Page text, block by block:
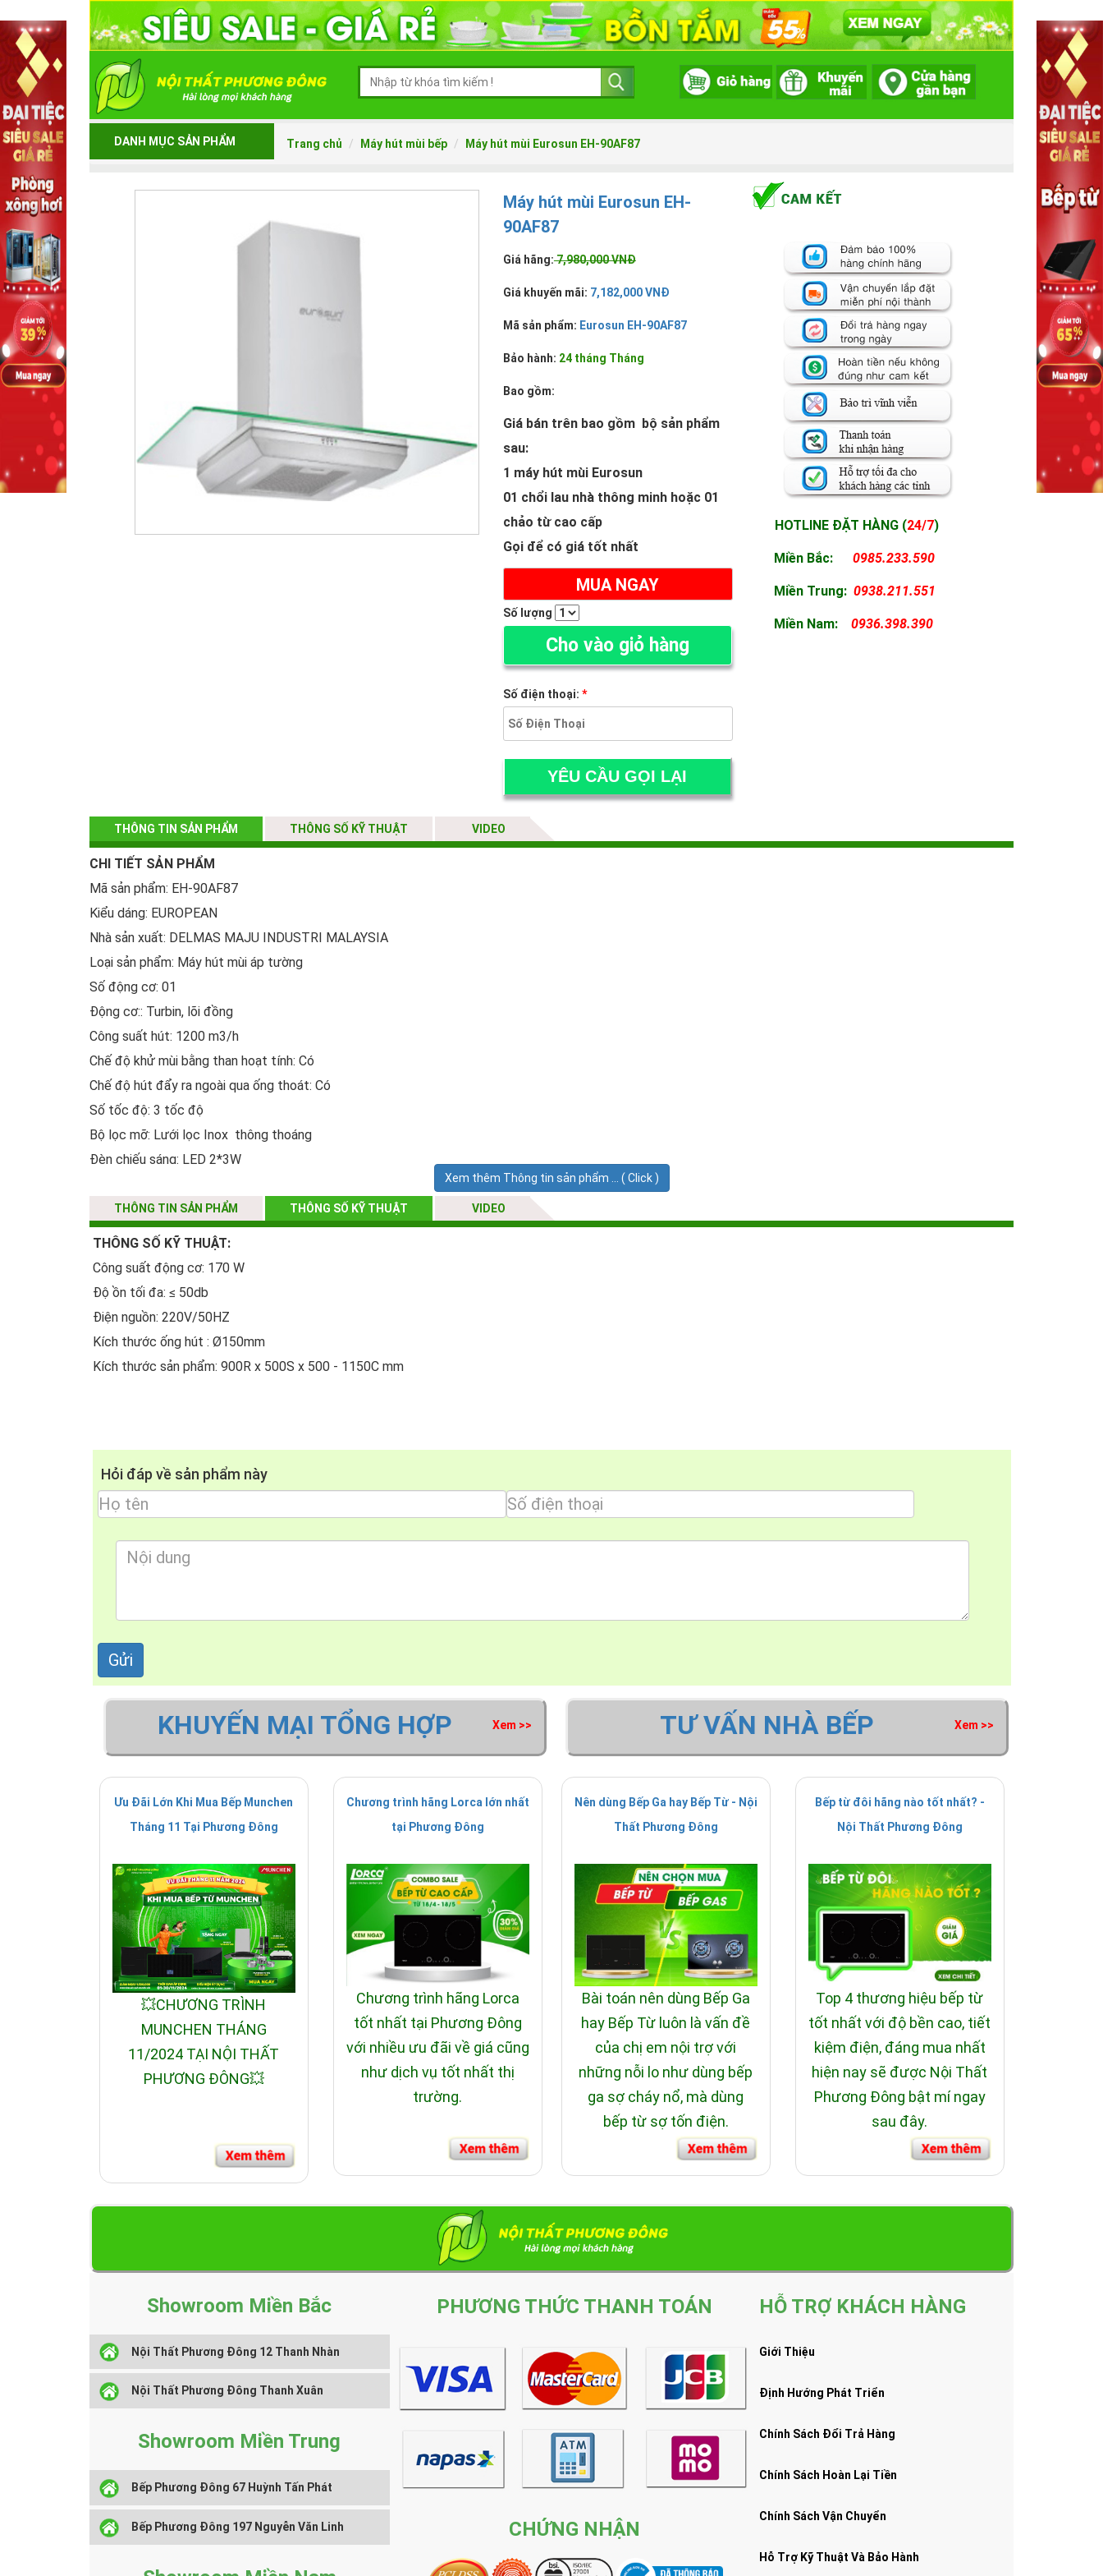
DANH MỤC SẢN PHẨM Trang chủ Máy hút mùi bếp Máy hút mùi Eurosun EH-90AF87
Máy hút mùi Eurosun EH-
90AF87
Giá hãng:7,980,000 VNĐ
Giá khuyến mãi: 7,182,000 VNĐ
Mã sản phẩm: Eurosun EH-90AF87
Bảo hành: 24 tháng Tháng
Bao gồm:
Giá bán trên bao gồm bộ sản phẩm
sau:
1 máy hút mùi Eurosun
01 chổi lau nhà thông minh hoặc 01
chảo từ cao cấp
Gọi để có giá tốt nhất
MUA NGAY
Số lượng
Cho vào giỏ hàng
Số điện thoại: *
HOTLINE ĐẶT HÀNG (24/7)
Miền Bắc: 0985.233.590
MiềnTrung: 0938.211.551
MiềnNam: 0936.398.390
THÔNG TIN SẢN PHẨM THÔNG SỐ KỸ THUẬT VIDEO
CHI TIẾT SẢN PHẨM
Mã sản phẩm: EH-90AF87
Kiểu dáng: EUROPEAN
Nhà sản xuất: DELMAS MAJU INDUSTRI MALAYSIA
Loại sản phẩm: Máy hút mùi áp tường
Số động cơ: 01
Động cơ:: Turbin, lõi đồng
Công suất hút: 1200 m3/h
Chế độ khử mùi bằng than hoạt tính: Có
Chế độ hút đẩy ra ngoài qua ống thoát: Có
Số tốc độ: 3 tốc độ
Bộ lọc mỡ: Lưới lọc Inox thông thoáng
Đèn chiếu sáng: LED 2*3W
Chất liệu/ màu sắc: Inox cao cấp, Kính cường lực
THÔNG SỐ KỸ THUẬT:
Công suất động cơ: 170 W
Độ ồn tối đa: ≤ 50db
Điện nguồn: 220V/50HZ
Kích thước ống hút : Ø150mm
Kích thước sản phẩm: 900R x 500S x 500 - 1150C mm
Xem thêm Thông tin sản phẩm ... ( Click )
THÔNG TIN SẢN PHẨM THÔNG SỐ KỸ THUẬT VIDEO
THÔNG SỐ KỸ THUẬT:
Công suất động cơ: 170 W
Độ ồn tối đa: ≤ 50db
Điện nguồn: 220V/50HZ
Kích thước ống hút : Ø150mm
Kích thước sản phẩm: 900R x 500S x 500 - 1150C mm
Hỏi đáp về sản phẩm này
KHUYẾN MẠI TỔNG HỢP Xem >>
Ưu Đãi Lớn Khi Mua Bếp Munchen
Tháng 11 Tại Phương Đông
💥CHƯƠNG TRÌNH
MUNCHEN THÁNG
11/2024 TẠI NỘI THẤT
PHƯƠNG ĐÔNG💥
Chương trình hãng Lorca lớn nhất
tại Phương Đông
Chương trình hãng Lorca
tốt nhất tại Phương Đông
với nhiều ưu đãi về giá cũng
như dịch vụ tốt nhất thị
trường.
TƯ VẤN NHÀ BẾP Xem >>
Nên dùng Bếp Ga hay Bếp Từ - Nội
Thất Phương Đông
Bài toán nên dùng Bếp Ga
hay Bếp Từ luôn là vấn đề
của chị em nội trợ với
những nỗi lo như dùng bếp
ga sợ cháy nổ, mà dùng
bếp từ sợ tốn điện.
Bếp từ đôi hãng nào tốt nhất? -
Nội Thất Phương Đông
Top 4 thương hiệu bếp từ
tốt nhất với độ bền cao, tiết
kiệm điện, đáng mua nhất
hiện nay sẽ được Nội Thất
Phương Đông bật mí ngay
sau đây.
Showroom Miền Bắc
Nội Thất Phương Đông 12 Thanh Nhàn
Nội Thất Phương Đông Thanh Xuân
Showroom Miền Trung
Bếp Phương Đông 67 Huỳnh Tấn Phát
Bếp Phương Đông 197 Nguyễn Văn Linh
PHƯƠNG THỨC THANH TOÁN
CHỨNG NHẬN
HỖ TRỢ KHÁCH HÀNG
Giới Thiệu
Định Hướng Phát Triển
Chính Sách Đổi Trả Hàng
Chính Sách Hoàn Lại Tiền
Chính Sách Vận Chuyển
Hỗ Trợ Kỹ Thuật Và Bảo Hành